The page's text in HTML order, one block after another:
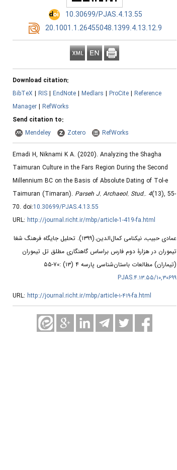
‎ 10.30699/PJAS.4.13.55
‎ 20.1001.1.26455048.1399.4.13.12.9
Download citation:
BibTeX | RIS | EndNote | Medlars | ProCite | Reference
Manager | RefWorks
Send citation to:
Mendeley
Zotero RefWorks
Emadi H, Niknami K A. (2020). Analyzing the Shagha
Taimuran Culture in the Fars Region During the Second
Millennium BC on the Basis of Absolute Dating of Tol-e
Taimuran (Timaran). Parseh J. Archaeol. Stud.. 4(13), 55-
70. doi:10.30699/PJAS.4.13.55
URL: http://journal.richt.ir/mbp/article-1-419-fa.html
عمادی حبیب، نیکنامی کمال‌الدین.(۱۳۹۹).
تحلیل جایگاه فرهنگ شغا
تیموران در هزارۀ دوم فارس براساس گاهنگاری مطلق تل تیموران
(تیماران) مطالعات باستان‌شناسی پارسه ۴ (۱۳) :۷۰-۵۵
۱۰,۳۰۶۹۹/PJAS.۴.۱۳.۵۵
URL: http://journal.richt.ir/mbp/article-۱-۴۱۹-fa.html